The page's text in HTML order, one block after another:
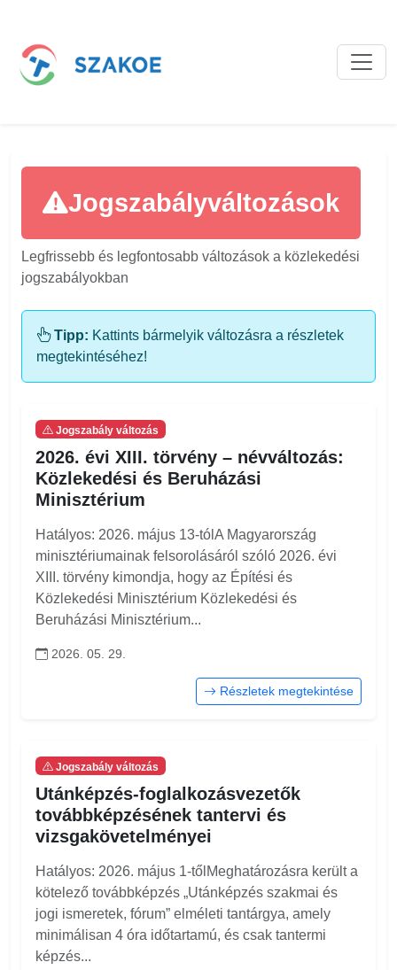
Jogszabályváltozások
Legfrissebb és legfontosabb változások a közlekedési
jogszabályokban
Tipp: Kattints bármelyik változásra a részletek
megtekintéséhez!
Jogszabály változás
2026. évi XIII. törvény – névváltozás:
Közlekedési és Beruházási
Minisztérium
Hatályos: 2026. május 13-tólA Magyarország
minisztériumainak felsorolásáról szóló 2026. évi
XIII. törvény kimondja, hogy az Építési és
Közlekedési Minisztérium Közlekedési és
Beruházási Minisztérium...
2026. 05. 29.
Részletek megtekintése
Jogszabály változás
Utánképzés-foglalkozásvezetők
továbbképzésének tantervi és
vizsgakövetelményei
Hatályos: 2026. május 1-tőlMeghatározásra került a
kötelező továbbképzés „Utánképzés szakmai és
jogi ismeretek, fórum” elméleti tantárgya, amely
minimálisan 4 óra időtartamú, és csak tantermi
képzés...